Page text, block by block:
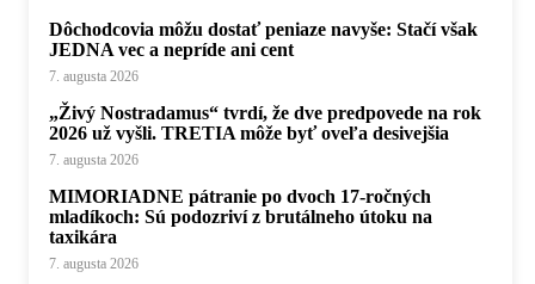
Dôchodcovia môžu dostať peniaze navyše: Stačí však
JEDNA vec a nepríde ani cent
7. augusta 2026
„Živý Nostradamus“ tvrdí, že dve predpovede na rok
2026 už vyšli. TRETIA môže byť oveľa desivejšia
7. augusta 2026
MIMORIADNE pátranie po dvoch 17-ročných
mladíkoch: Sú podozriví z brutálneho útoku na
taxikára
7. augusta 2026